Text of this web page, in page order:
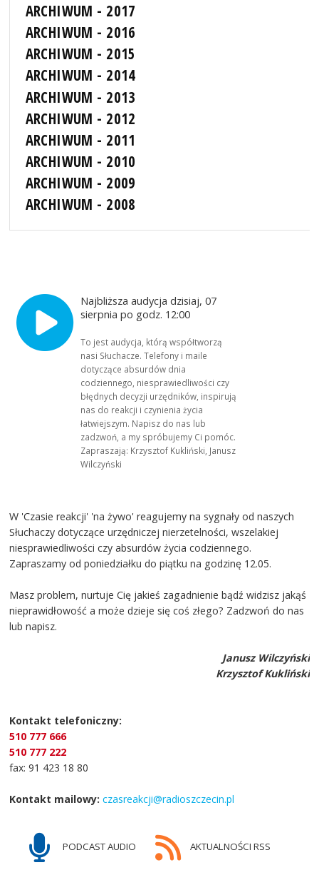
ARCHIWUM - 2017
ARCHIWUM - 2016
ARCHIWUM - 2015
ARCHIWUM - 2014
ARCHIWUM - 2013
ARCHIWUM - 2012
ARCHIWUM - 2011
ARCHIWUM - 2010
ARCHIWUM - 2009
ARCHIWUM - 2008
Najbliższa audycja dzisiaj, 07
sierpnia po godz. 12:00
To jest audycja, którą współtworzą
nasi Słuchacze. Telefony i maile
dotyczące absurdów dnia
codziennego, niesprawiedliwości czy
błędnych decyzji urzędników, inspirują
nas do reakcji i czynienia życia
łatwiejszym. Napisz do nas lub
zadzwoń, a my spróbujemy Ci pomóc.
Zapraszają: Krzysztof Kukliński, Janusz
Wilczyński
W 'Czasie reakcji' 'na żywo' reagujemy na sygnały od naszych
Słuchaczy dotyczące urzędniczej nierzetelności, wszelakiej
niesprawiedliwości czy absurdów życia codziennego.
Zapraszamy od poniedziałku do piątku na godzinę 12.05.
Masz problem, nurtuje Cię jakieś zagadnienie bądź widzisz jakąś
nieprawidłowość a może dzieje się coś złego? Zadzwoń do nas
lub napisz.
Janusz Wilczyński
Krzysztof Kukliński
Kontakt telefoniczny:
510 777 666
510 777 222
fax: 91 423 18 80
Kontakt mailowy: czasreakcji@radioszczecin.pl
PODCAST AUDIO AKTUALNOŚCI RSS